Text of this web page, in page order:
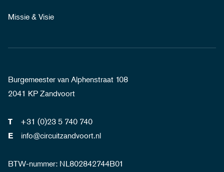
Missie & Visie
Burgemeester van Alphenstraat 108
2041 KP Zandvoort
T +31 (0)23 5 740 740
E info@circuitzandvoort.nl
BTW-nummer: NL802842744B01